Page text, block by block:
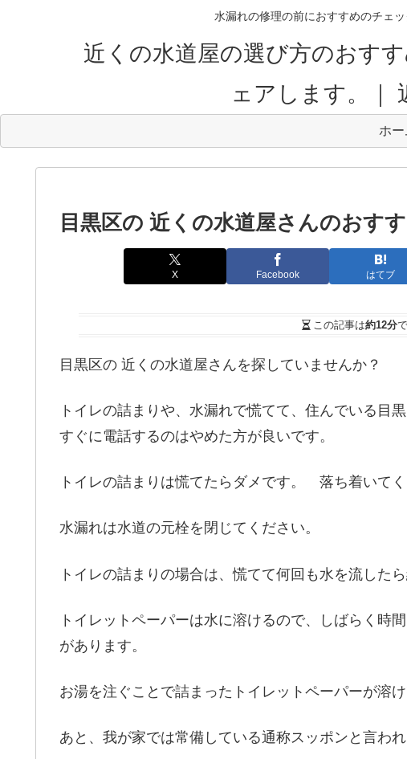
水漏れの修理の前におすすめのチェ
近くの水道屋の選び方のおす
ェアします。｜
ホー
目黒区の 近くの水道屋さんのおす
X Facebook はてブ
この記事は約12分
目黒区の 近くの水道屋さんを探していませんか？
トイレの詰まりや、水漏れで慌てて、住んでいる目
すぐに電話するのはやめた方が良いです。
トイレの詰まりは慌てたらダメです。 落ち着いてく
水漏れは水道の元栓を閉じてください。
トイレの詰まりの場合は、慌てて何回も水を流した
トイレットペーパーは水に溶けるので、しばらく時
があります。
お湯を注ぐことで詰まったトイレットペーパーが溶
あと、我が家では常備している通称スッポンと言わ